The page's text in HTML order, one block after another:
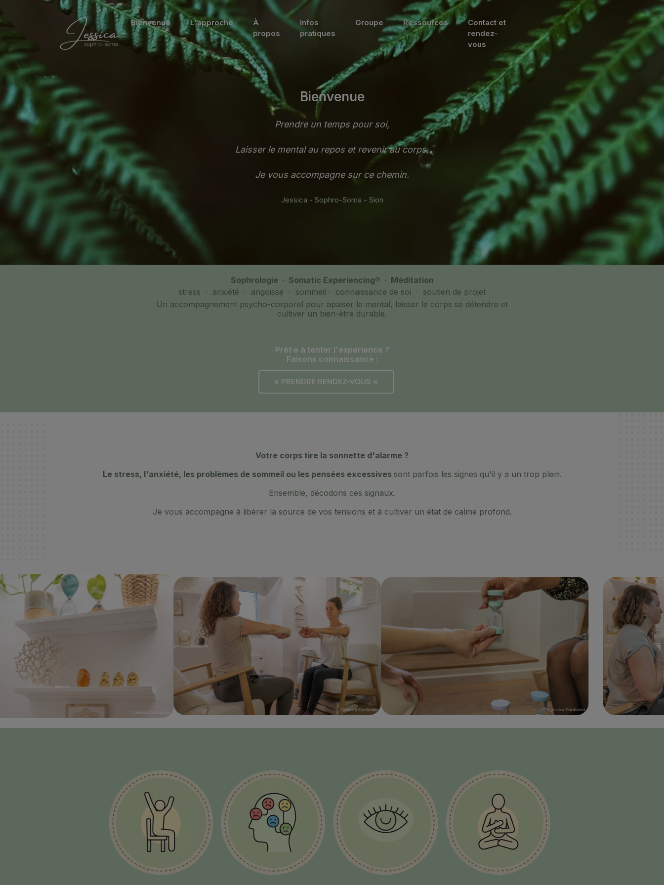
Bienvenue L'approche
À
propos
Infos
pratiques
Groupe Ressources
Contact et
rendez-
vous
Bienvenue
Prendre un temps pour soi,
Laisser le mental au repos et revenir au corps,
Je vous accompagne sur ce chemin.
Jessica - Sophro-Soma - Sion
Sophrologie · Somatic Experiencing® · Méditation
stress · anxiété · angoisse · sommeil · connaissance de soi · soutien de projet
Un accompagnement psycho-corporel pour apaiser le mental, laisser le corps se détendre et
cultiver un bien-être durable.
Prêt·e à tenter l'expérience ?
Faisons connaissance :
» PRENDRE RENDEZ-VOUS «
Votre corps tire la sonnette d'alarme ?
Le stress, l'anxiété, les problèmes de sommeil ou les pensées excessives sont parfois les signes qu'il y a un trop plein.
Ensemble, décodons ces signaux.
Je vous accompagne à libérer la source de vos tensions et à cultiver un état de calme profond.